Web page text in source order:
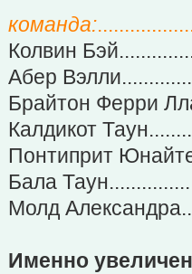
команда:
Колвин
Абер
Брайтон Ферри
Калдикот
Понтиприт
Бала
Молд
Именно